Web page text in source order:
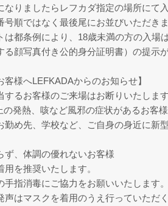
なりましたらレフカダ指定の場所にて
号順ではなく最後尾にお並びいただき
は都条例により、18歳未満の方の入
る顔写真付き公的身分証明書）の提示
客様へLEFKADAからのお知らせ】
するお客様のご来場はお断りいたします
の発熱、咳など風邪の症状があるお客
勤め先、学校など、ご自身の身近に
ず、体調の優れないお客様
用を推奨いたします。
手指消毒にご協力をお願いいたします。
声はマスクを着用のうえ行っていただ